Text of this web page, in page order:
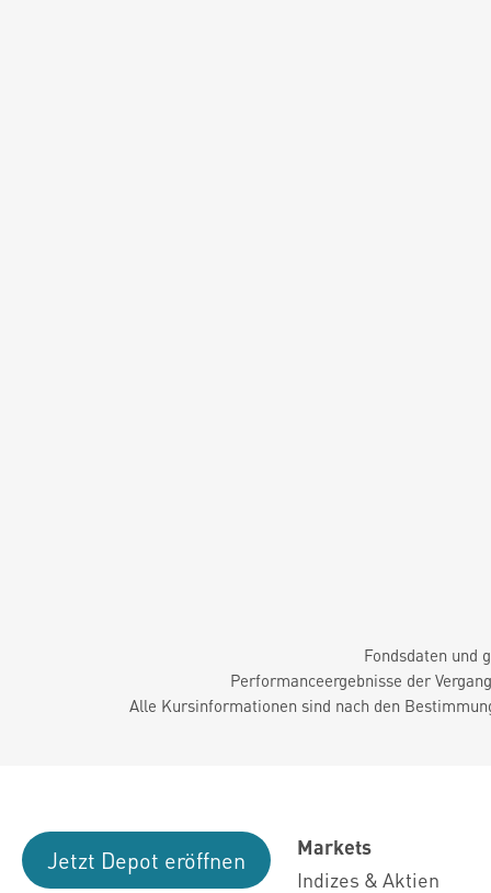
Fondsdaten und
Performanceergebnisse der
Alle Kursinformationen sind nach den
Jetzt Depot eröffnen
Markets
Indizes & Aktien